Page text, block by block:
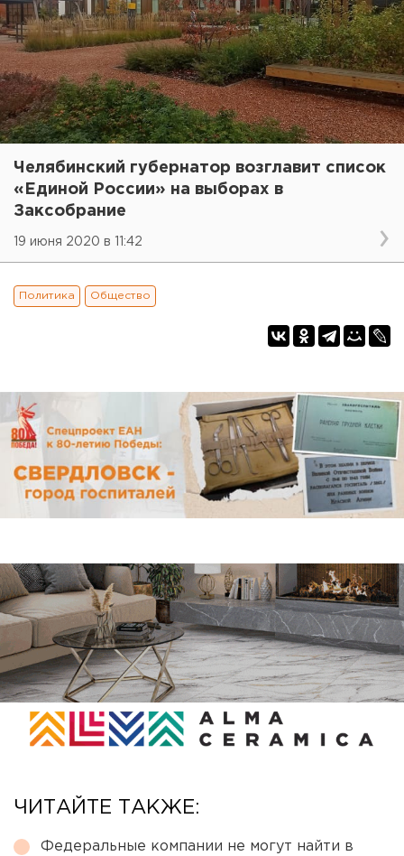
Челябинский губернатор возглавит список
«Единой России» на выборах в
Заксобрание
19 июня 2020 в 11:42
Политика Общество
ЧИТАЙТЕ ТАКЖЕ:
Федеральные компании не могут найти в